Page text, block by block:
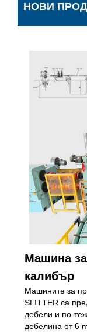
НОВИ
Машина
калибър
Машините за
SLITTER са
дебели и по-
дебелина от 6